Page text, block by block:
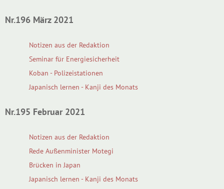
Nr.196 März 2021
Notizen aus der Redaktion
Seminar für Energiesicherheit
Koban - Polizeistationen
Japanisch lernen - Kanji des Monats
Nr.195 Februar 2021
Notizen aus der Redaktion
Rede Außenminister Motegi
Brücken in Japan
Japanisch lernen - Kanji des Monats